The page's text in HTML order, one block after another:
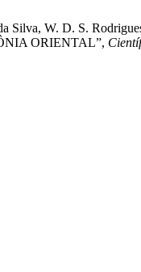
Silva, W. D. S.
ORIENTAL”,